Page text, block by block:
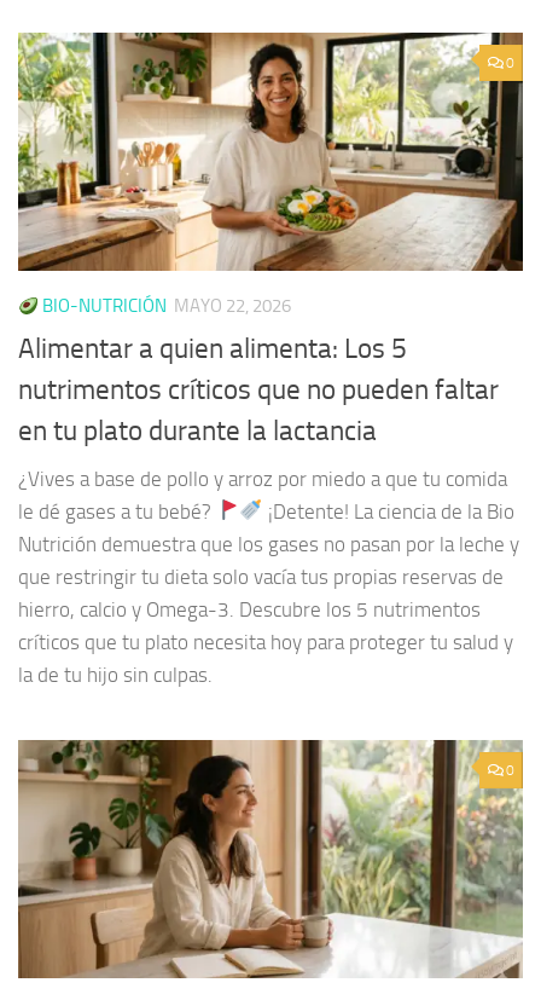
0
BIO-NUTRICIÓN MAYO 22, 2026
Alimentar a quien alimenta: Los 5
nutrimentos críticos que no pueden faltar
en tu plato durante la lactancia
¿Vives a base de pollo y arroz por miedo a que tu comida
le dé gases a tu bebé?
¡Detente! La ciencia de la Bio
Nutrición demuestra que los gases no pasan por la leche y
que restringir tu dieta solo vacía tus propias reservas de
hierro, calcio y Omega-3. Descubre los 5 nutrimentos
críticos que tu plato necesita hoy para proteger tu salud y
la de tu hijo sin culpas.
0